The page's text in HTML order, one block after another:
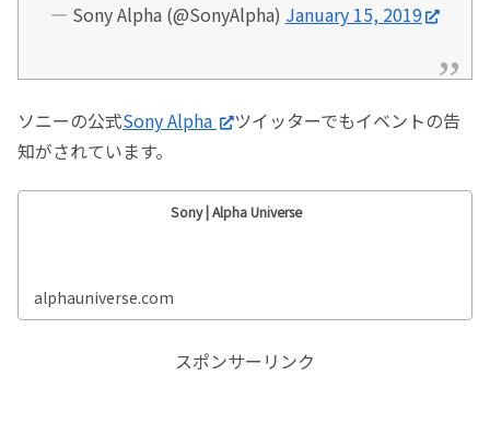
— Sony Alpha (@SonyAlpha) January 15, 2019
ソニーの公式Sony Alpha
ツイッターでもイベントの告
知がされています。
Sony | Alpha Universe
alphauniverse.com
スポンサーリンク